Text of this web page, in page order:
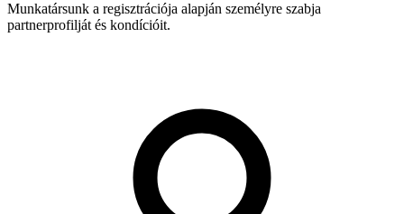
Munkatársunk a regisztrációja alapján személyre szabja
partnerprofilját és kondícióit.